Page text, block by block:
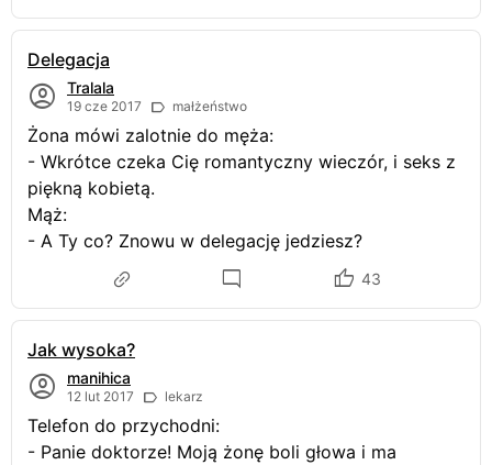
Delegacja
Tralala
19 cze 2017 małżeństwo
Żona mówi zalotnie do męża:
- Wkrótce czeka Cię romantyczny wieczór, i seks z
piękną kobietą.
Mąż:
- A Ty co? Znowu w delegację jedziesz?
43
Jak wysoka?
manihica
12 lut 2017 lekarz
Telefon do przychodni:
- Panie doktorze! Moją żonę boli głowa i ma